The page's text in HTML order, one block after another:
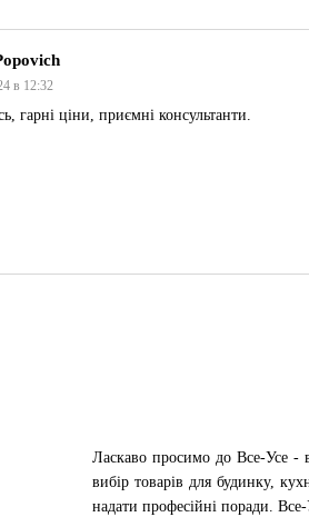
в 12:32
гарні ціни, приємні консультанти.
Ласкаво просимо до Все-Усе -
вибір товарів для будинку,
надати професійні поради.